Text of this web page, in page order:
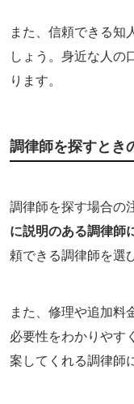
また、信頼できる知
しょう。身近な人の
ります。
調律師を探すとき
調律師を探す場合の
に説明のある調律師
頼できる調律師を選
また、修理や追加料
必要性をわかりやす
案してくれる調律師